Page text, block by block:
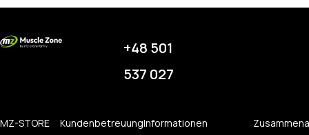
+48 501
537 027
MZ-STORE
Kundenbetreuung Informationen